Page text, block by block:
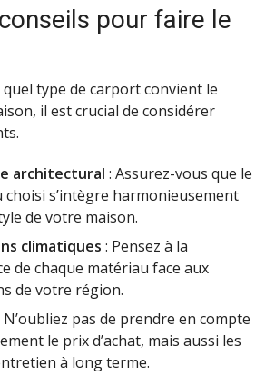
pour faire le
type de carport convient le
il est crucial de considérer
architectural : Assurez-vous que le
choisi s’intègre harmonieusement
de votre maison.
climatiques : Pensez à la
de chaque matériau face aux
de votre région.
N’oubliez pas de prendre en compte
le prix d’achat, mais aussi les
à long terme.